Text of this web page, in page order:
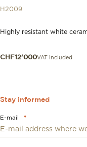
H2009
Highly resistant white
CHF12'000VAT included
Stay informed
E-mail *